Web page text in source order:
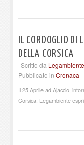
IL CORDOGLIO DI
DELLA CORSICA
Scritto da Legambiente
Pubblicato in Cronaca
Il 25 Aprile ad Ajaccio,
Corsica. Legambiente